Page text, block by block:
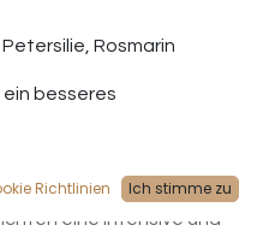
Rosmarin
köstliche Mischung aus
Rosmarin. Diese
eine intensive und
ein besseres
Richtlinien Ich stimme zu